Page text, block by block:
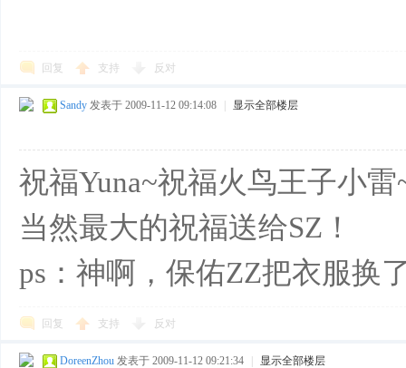
回复 支持 反对
Sandy 发表于 2009-11-12 09:14:08 显示全部楼层
祝福Yuna~祝福火鸟王子小
当然最大的祝福送给SZ！
ps：神啊，保佑ZZ把衣服换
回复 支持 反对
DoreenZhou 发表于 2009-11-12 09:21:34 显示全部楼层